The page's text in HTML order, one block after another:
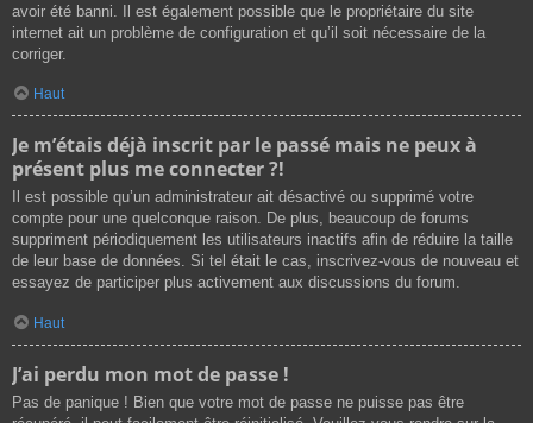
avoir été banni. Il est également possible que le propriétaire du site
internet ait un problème de configuration et qu’il soit nécessaire de la
corriger.
Haut
Je m’étais déjà inscrit par le passé mais ne peux à
présent plus me connecter ?!
Il est possible qu’un administrateur ait désactivé ou supprimé votre
compte pour une quelconque raison. De plus, beaucoup de forums
suppriment périodiquement les utilisateurs inactifs afin de réduire la taille
de leur base de données. Si tel était le cas, inscrivez-vous de nouveau et
essayez de participer plus activement aux discussions du forum.
Haut
J’ai perdu mon mot de passe !
Pas de panique ! Bien que votre mot de passe ne puisse pas être